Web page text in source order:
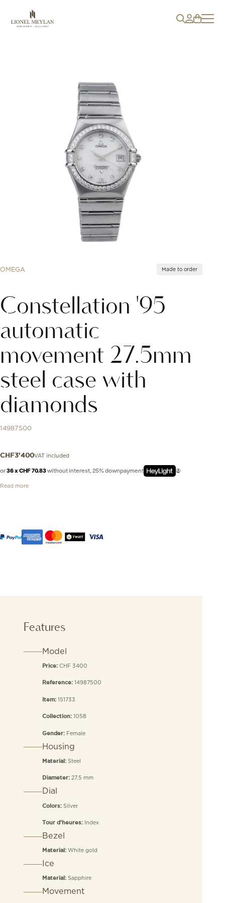
OMEGA Made to order
Constellation '95
automatic
movement 27.5mm
steel case with
diamonds
14987500
CHF3'400VAT included
or36 x CHF 70.83without interest, 25% downpayment
Read more
Features
Model
Price: CHF 3400
Reference: 14987500
Item: 151733
Collection: 1058
Gender: Female
Housing
Material: Steel
Diameter: 27.5 mm
Dial
Colors: Silver
Tour d’heures: Index
Bezel
Material: White gold
Ice
Material: Sapphire
Movement